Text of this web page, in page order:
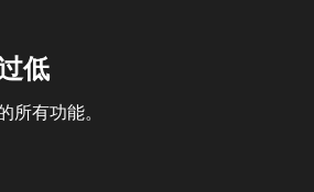
低
所有功能。